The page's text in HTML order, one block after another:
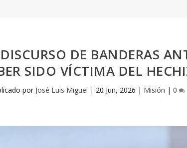
DE BANDERAS
SIDO VÍCTIMA DEL
por José Luis Miguel | 20 Jun, 2026 | Misión |0